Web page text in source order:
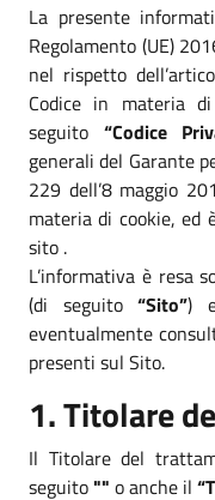
La presente
Regolamento (UE)
nel rispetto
Codice in materia
seguito “Codice
generali del Garante
229 dell’8 maggio
materia di cookie, ed
sito .
L’informativa è resa
(di seguito“Sito”)
eventualmente
presenti sul Sito.
1. Titolare
Il Titolare del
seguito"" o anche il